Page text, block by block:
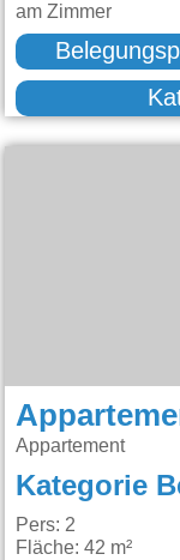
am Zimmer
Appartement
Kategorie
Pers: 2
Fläche: 42 m²